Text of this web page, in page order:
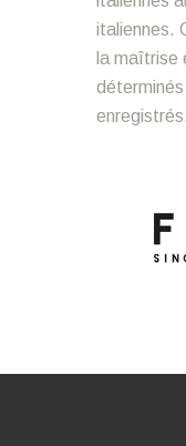
italiennes.
la maîtrise